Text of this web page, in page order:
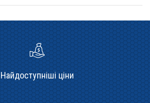
Найдоступніші ціни